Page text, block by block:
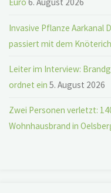
Euro 6. August 2026
Invasive Pflanze Aarkanal
passiert mit dem
Leiter im Interview:
ordnet ein 5. August 2026
Zwei Personen verletzt:
Wohnhausbrand in